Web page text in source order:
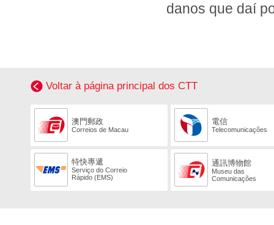
danos que daí
Voltar à página principal dos CTT
澳門郵政
Correios de Macau
電信
Telecomunicações
特快專遞
Serviço do Correio
Rápido (EMS)
通訊博物館
Museu das
Comunicações